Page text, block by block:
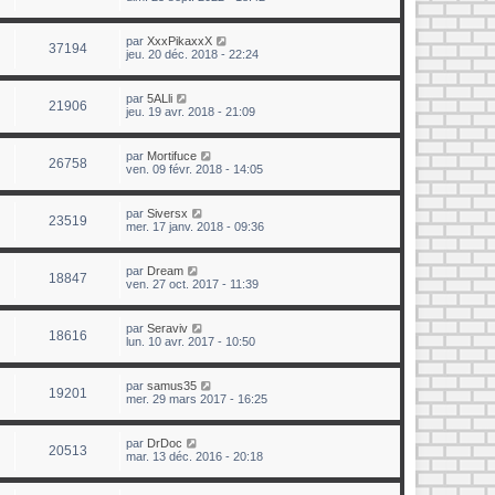
37194 par XxxPikaxxX
jeu. 20 déc. 2018 - 22:24
21906 par 5ALli
jeu. 19 avr. 2018 - 21:09
26758 par Mortifuce
ven. 09 févr. 2018 - 14:05
23519 par Siversx
mer. 17 janv. 2018 - 09:36
18847 par Dream
ven. 27 oct. 2017 - 11:39
18616 par Seraviv
lun. 10 avr. 2017 - 10:50
19201 par samus35
mer. 29 mars 2017 - 16:25
20513 par DrDoc
mar. 13 déc. 2016 - 20:18